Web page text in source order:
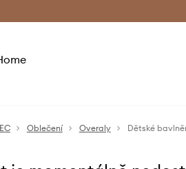
Doručení a vrácení
Oblečení Overaly Dětské